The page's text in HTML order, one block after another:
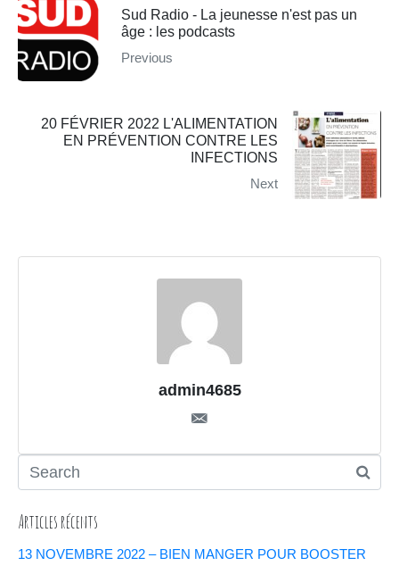
Sud Radio - La jeunesse n'est pas un
âge : les podcasts
Previous
20 FÉVRIER 2022 L'ALIMENTATION
EN PRÉVENTION CONTRE LES
INFECTIONS
Next
admin4685
Articles récents
13 NOVEMBRE 2022 – BIEN MANGER POUR BOOSTER